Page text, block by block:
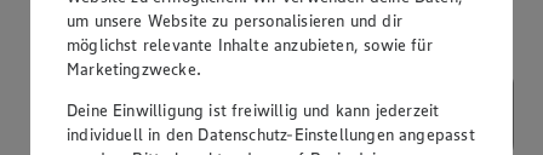
um unsere Website zu personalisieren und dir
möglichst relevante Inhalte anzubieten, sowie für
Marketingzwecke.
Deine Einwilligung ist freiwillig und kann jederzeit
individuell in den Datenschutz-Einstellungen angepasst